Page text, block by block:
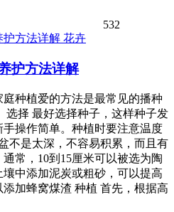
532
花卉
护方法详解
种植爱的方法是最常见的播种
选择 最好选择种子，这样种子发
操作简单。种植时要注意温度
不是太深，不容易积累，而且有
常，10到15厘米可以被选为陶
中添加泥炭或粗砂，可以提高
加蜂窝煤渣 种植 首先，根据高